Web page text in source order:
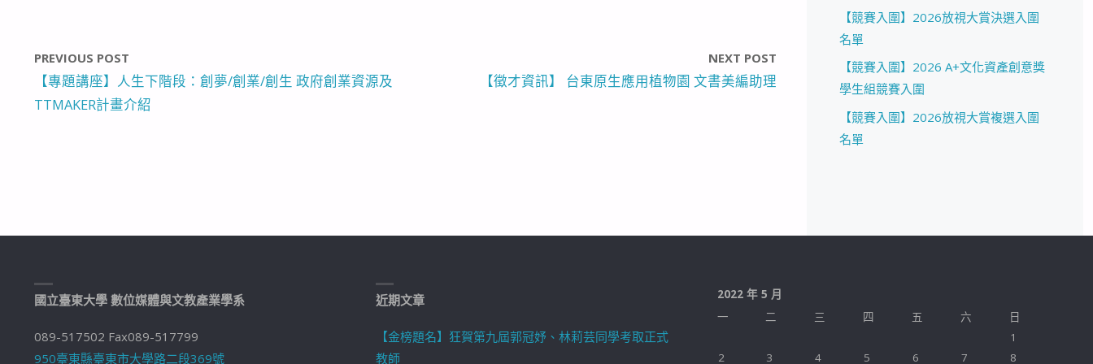
PREVIOUS POST
【專題講座】人生下階段：創夢/創業/創生 政府創業資源及
TTMAKER計畫介紹
NEXT POST
【徵才資訊】 台東原生應用植物園 文書美編助理
【競賽入圍】2026放視大賞決選入圍
名單
【競賽入圍】2026 A+文化資產創意獎
學生組競賽入圍
【競賽入圍】2026放視大賞複選入圍
名單
國立臺東大學 數位媒體與文教產業學系
089-517502 Fax089-517799
950臺東縣臺東市大學路二段369號
近期文章
【金榜題名】狂賀第九屆郭冠妤、林莉芸同學考取正式
教師
2022 年 5 月
一
二 三 四 五 六
日
1
2
3 4 5 6 7 8